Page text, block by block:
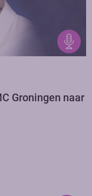
Groningen naar